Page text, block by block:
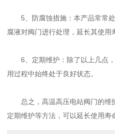
5、防腐蚀措施：本产品常常处
腐液对阀门进行处理，延长其使用
6、定期维护：除了以上几点，
用过程中始终处于良好状态。
总之，高温高压电站阀门的维护
定期维护等方法，可以延长使用寿